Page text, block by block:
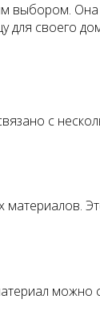
выбором.
своего
с
материалов.
можно